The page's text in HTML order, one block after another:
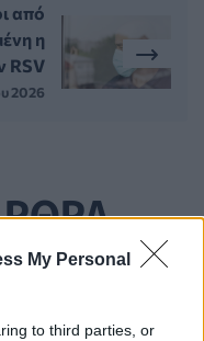
My Personal
to third parties, or
από
η
RSV
2026